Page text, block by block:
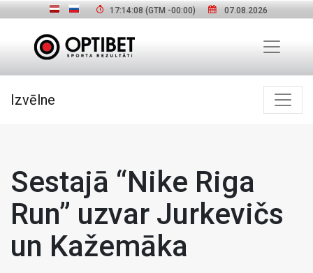
17:14:09 (GTM -00:00) 07.08.2026
Izvēlne
Sestajā “Nike Riga
Run” uzvar Jurkevičs
un Kažemāka